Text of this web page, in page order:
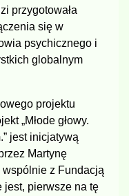
przygotowała
się w
psychicznego i
globalnym
projektu
„Młode głowy.
jest inicjatywą
Martynę
z Fundacją
jest, pierwsze na tę